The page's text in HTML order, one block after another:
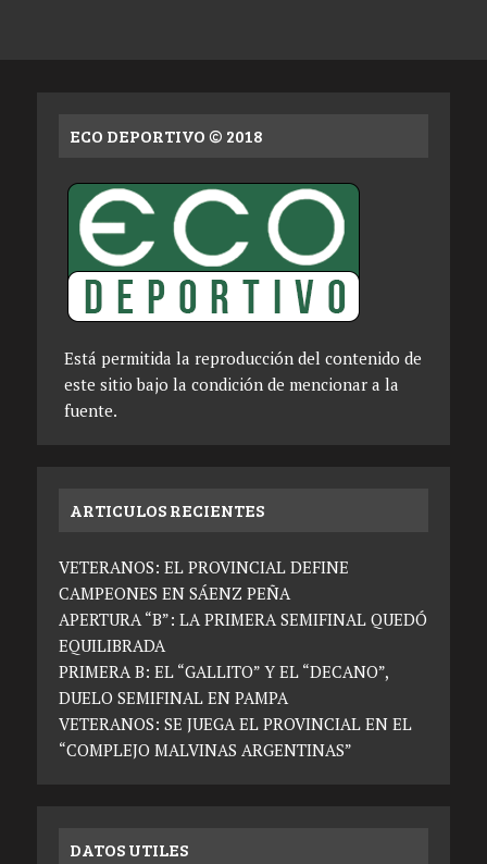
ECO DEPORTIVO © 2018
Está permitida la reproducción del contenido de
este sitio bajo la condición de mencionar a la
fuente.
ARTICULOS RECIENTES
VETERANOS: EL PROVINCIAL DEFINE
CAMPEONES EN SÁENZ PEÑA
APERTURA “B”: LA PRIMERA SEMIFINAL QUEDÓ
EQUILIBRADA
PRIMERA B: EL “GALLITO” Y EL “DECANO”,
DUELO SEMIFINAL EN PAMPA
VETERANOS: SE JUEGA EL PROVINCIAL EN EL
“COMPLEJO MALVINAS ARGENTINAS”
DATOS UTILES